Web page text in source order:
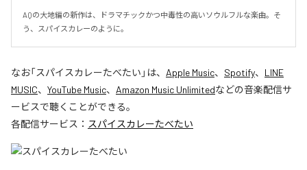
AQの大地編の新作は、ドラマチックかつ中毒性の高いソウルフルな楽曲。そ
う、スパイスカレーのように。
なお「スパイスカレーたべたい 」は、 Apple Music、 Spotify、 LINE
MUSIC、 YouTube Music、 Amazon Music Unlimitedなどの音楽配信サ
ービスで聴くことができる。
各配信サービス： スパイスカレーたべたい